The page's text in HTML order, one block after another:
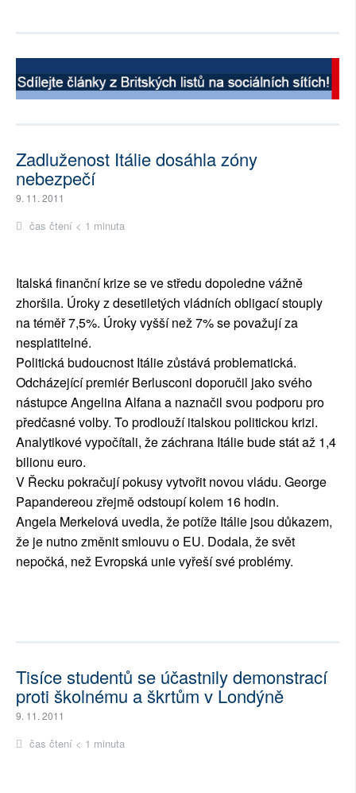
Zadluženost Itálie dosáhla zóny
nebezpečí
9. 11. 2011
čas čtení < 1 minuta
Italská finanční krize se ve středu dopoledne vážně
zhoršila. Úroky z desetiletých vládních obligací stouply
na téměř 7,5%. Úroky vyšší než 7% se považují za
nesplatitelné.
Politická budoucnost Itálie zůstává problematická.
Odcházející premiér Berlusconi doporučil jako svého
nástupce Angelina Alfana a naznačil svou podporu pro
předčasné volby. To prodlouží italskou politickou krizi.
Analytikové vypočítali, že záchrana Itálie bude stát až 1,4
bilionu euro.
V Řecku pokračují pokusy vytvořit novou vládu. George
Papandereou zřejmě odstoupí kolem 16 hodin.
Angela Merkelová uvedla, že potíže Itálie jsou důkazem,
že je nutno změnit smlouvu o EU. Dodala, že svět
nepočká, než Evropská unie vyřeší své problémy.
Tisíce studentů se účastnily demonstrací
proti školnému a škrtům v Londýně
9. 11. 2011
čas čtení < 1 minuta